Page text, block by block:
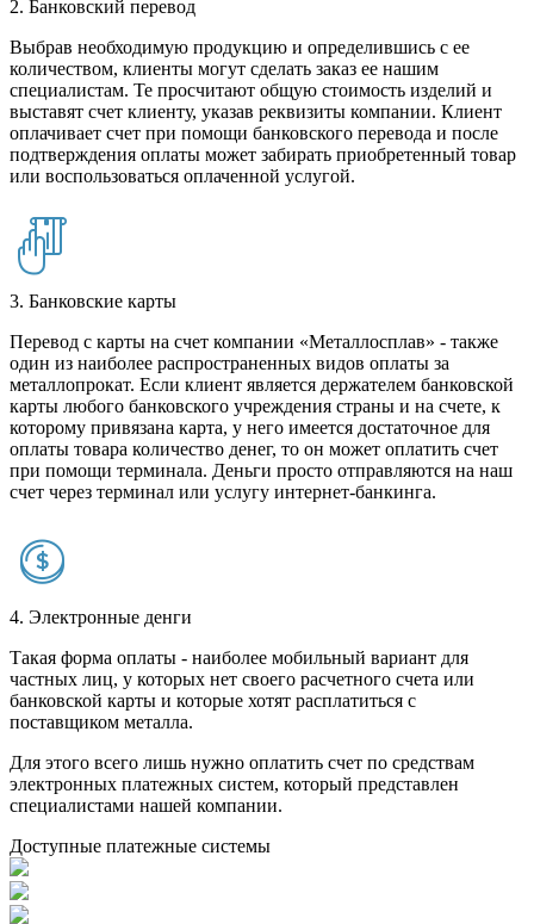
2. Банковский перевод
Выбрав необходимую продукцию и определившись с ее
количеством, клиенты могут сделать заказ ее нашим
специалистам. Те просчитают общую стоимость изделий и
выставят счет клиенту, указав реквизиты компании. Клиент
оплачивает счет при помощи банковского перевода и после
подтверждения оплаты может забирать приобретенный товар
или воспользоваться оплаченной услугой.
3. Банковские карты
Перевод с карты на счет компании «Металлосплав» - также
один из наиболее распространенных видов оплаты за
металлопрокат. Если клиент является держателем банковской
карты любого банковского учреждения страны и на счете, к
которому привязана карта, у него имеется достаточное для
оплаты товара количество денег, то он может оплатить счет
при помощи терминала. Деньги просто отправляются на наш
счет через терминал или услугу интернет-банкинга.
4. Электронные денги
Такая форма оплаты - наиболее мобильный вариант для
частных лиц, у которых нет своего расчетного счета или
банковской карты и которые хотят расплатиться с
поставщиком металла.
Для этого всего лишь нужно оплатить счет по средствам
электронных платежных систем, который представлен
специалистами нашей компании.
Доступные платежные системы